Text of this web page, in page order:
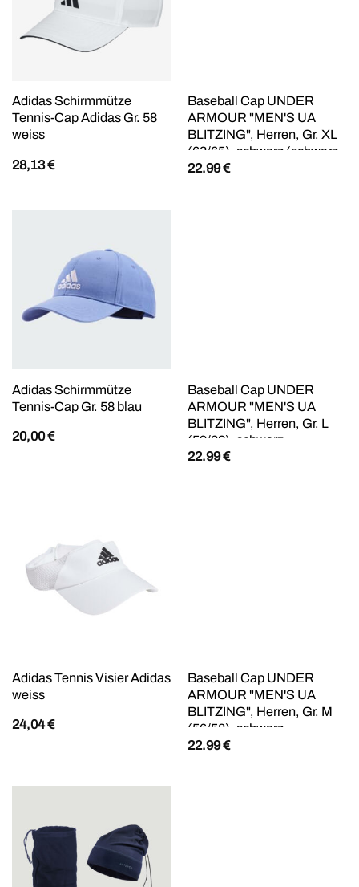
Adidas Schirmmütze
Tennis-Cap Adidas Gr. 58
weiss
28,13€
Baseball Cap UNDER
ARMOUR "MEN'S UA
BLITZING", Herren, Gr. XL
(63/65), schwarz (schwarz
001), Kunstfaser, Caps, mit
22.99€
Adidas Schirmmütze
Tennis-Cap Gr. 58 blau
20,00€
Baseball Cap UNDER
ARMOUR "MEN'S UA
BLITZING", Herren, Gr. L
(59/62), schwarz,
Kunstfaser, Caps, mit
22.99€
Adidas Tennis Visier Adidas
weiss
24,04€
Baseball Cap UNDER
ARMOUR "MEN'S UA
BLITZING", Herren, Gr. M
(56/58), schwarz,
Kunstfaser, Caps, mit
22.99€